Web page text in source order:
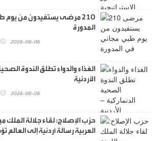
210 مرضى يستفيدون من
المدورة
2026-08-06
الغذاء والدواء تطلق الندوة
الأردنية
2026-08-06
حزب الإصلاح: لقاء جلالة الملك مع
العربية رسالة أردنية إلى العالم